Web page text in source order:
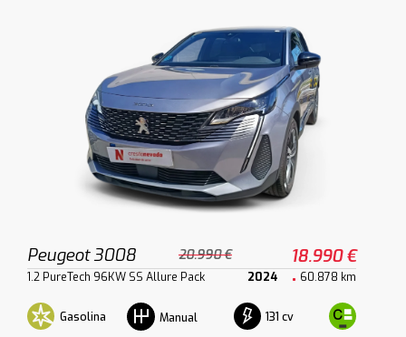
Peugeot 3008 20.990 € 18.990 €
1.2 PureTech 96KW SS Allure Pack 2024 60.878 km
Gasolina Manual 131 cv